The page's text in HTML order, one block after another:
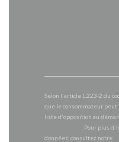
Selon l'article L.223-2 du
que le consommateur peut
liste d'opposition au
. Pour plus
données, consultez notre